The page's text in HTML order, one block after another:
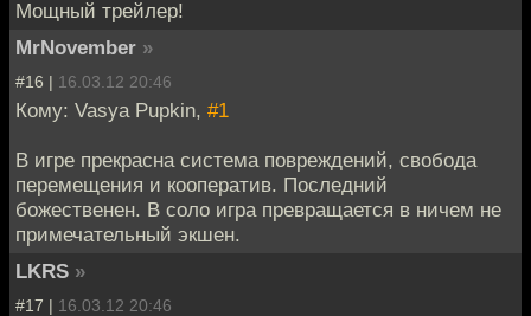
Мощный трейлер!
MrNovember »
#16 | 16.03.12 20:46
Кому: Vasya Pupkin, #1
В игре прекрасна система повреждений, свобода
перемещения и кооператив. Последний
божественен. В соло игра превращается в ничем не
примечательный экшен.
LKRS »
#17 | 16.03.12 20:46